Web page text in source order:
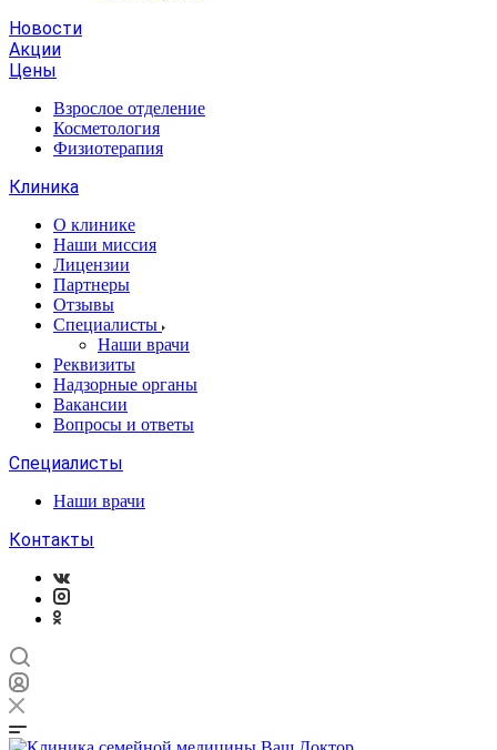
Новости
Акции
Цены
Взрослое отделение
Косметология
Физиотерапия
Клиника
О клинике
Наши миссия
Лицензии
Партнеры
Отзывы
Специалисты
Наши врачи
Реквизиты
Надзорные органы
Вакансии
Вопросы и ответы
Специалисты
Наши врачи
Контакты